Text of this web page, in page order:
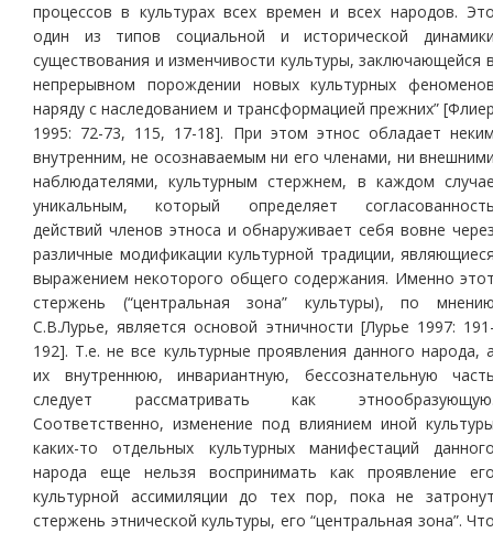
процессов в культурах всех времен и всех народов.
один из типов социальной и исторической
существования и изменчивости культуры, заключающейся
непрерывном порождении новых культурных
наряду с наследованием и трансформацией прежних”
1995: 72-73, 115, 17-18]. При этом этнос обладает
внутренним, не осознаваемым ни его членами, ни
наблюдателями, культурным стержнем, в каждом
уникальным, который определяет
действий членов этноса и обнаруживает себя вовне
различные модификации культурной традиции,
выражением некоторого общего содержания. Именно
стержень (“центральная зона” культуры), по
С.В.Лурье, является основой этничности [Лурье 1997:
192]. Т.е. не все культурные проявления данного народа,
их внутреннюю, инвариантную, бессознательную
следует рассматривать как
Соответственно, изменение под влиянием иной
каких-то отдельных культурных манифестаций
народа еще нельзя воспринимать как проявление
культурной ассимиляции до тех пор, пока не
стержень этнической культуры, его “центральная зона”.